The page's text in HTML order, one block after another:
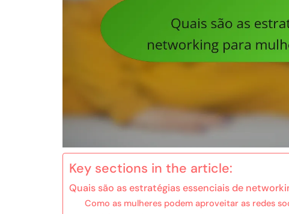
Key sections in the article:
Quais são as estratégias essenciais de
Como as mulheres podem aproveitar as redes